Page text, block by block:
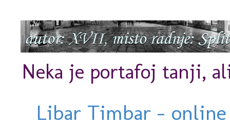
Neka je portafoj tanji,
Libar Timbar -